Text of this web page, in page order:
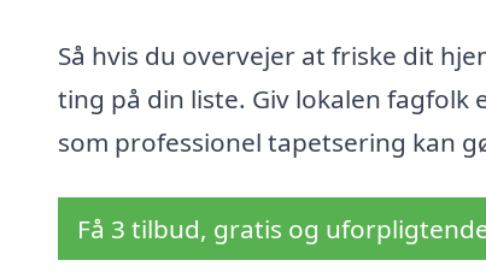
Så hvis du overvejer at friske dit
ting på din liste. Giv lokalen fagfolk
som professionel tapetsering kan
Få 3 tilbud, gratis og